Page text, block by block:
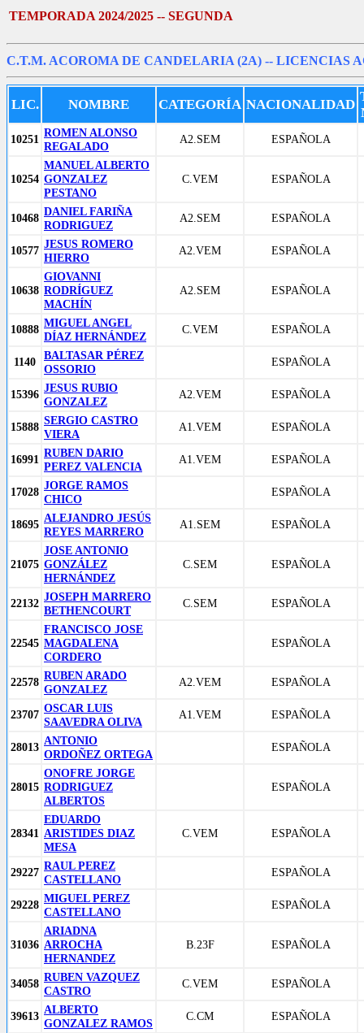
TEMPORADA 2024/2025 -- SEGUNDA
C.T.M. ACOROMA DE CANDELARIA (2A) -- LICENCIAS
LIC. NOMBRE CATEGORÍA NACIONALIDAD
10251 ROMEN ALONSO
REGALADO
A2.SEM ESPAÑOLA
10254
MANUEL ALBERTO
GONZALEZ
PESTANO
C.VEM ESPAÑOLA
10468 DANIEL FARIÑA
RODRIGUEZ
A2.SEM ESPAÑOLA
10577 JESUS ROMERO
HIERRO
A2.VEM ESPAÑOLA
10638
GIOVANNI
RODRÍGUEZ
MACHÍN
A2.SEM ESPAÑOLA
10888 MIGUEL ANGEL
DÍAZ HERNÁNDEZ
C.VEM ESPAÑOLA
1140
BALTASAR PÉREZ
OSSORIO
ESPAÑOLA
15396 JESUS RUBIO
GONZALEZ
A2.VEM ESPAÑOLA
15888 SERGIO CASTRO
VIERA
A1.VEM ESPAÑOLA
16991 RUBEN DARIO
PEREZ VALENCIA
A1.VEM ESPAÑOLA
17028 JORGE RAMOS
CHICO
ESPAÑOLA
18695 ALEJANDRO JESÚS
REYES MARRERO
A1.SEM ESPAÑOLA
21075
JOSE ANTONIO
GONZÁLEZ
HERNÁNDEZ
C.SEM ESPAÑOLA
22132 JOSEPH MARRERO
BETHENCOURT
C.SEM ESPAÑOLA
22545
FRANCISCO JOSE
MAGDALENA
CORDERO
ESPAÑOLA
22578 RUBEN ARADO
GONZALEZ
A2.VEM ESPAÑOLA
23707 OSCAR LUIS
SAAVEDRA OLIVA
A1.VEM ESPAÑOLA
28013 ANTONIO
ORDOÑEZ ORTEGA
ESPAÑOLA
28015
ONOFRE JORGE
RODRIGUEZ
ALBERTOS
ESPAÑOLA
28341
EDUARDO
ARISTIDES DIAZ
MESA
C.VEM ESPAÑOLA
29227 RAUL PEREZ
CASTELLANO
ESPAÑOLA
29228 MIGUEL PEREZ
CASTELLANO
ESPAÑOLA
31036
ARIADNA
ARROCHA
HERNANDEZ
B.23F ESPAÑOLA
34058 RUBEN VAZQUEZ
CASTRO
C.VEM ESPAÑOLA
39613 ALBERTO
GONZALEZ RAMOS
C.CM ESPAÑOLA